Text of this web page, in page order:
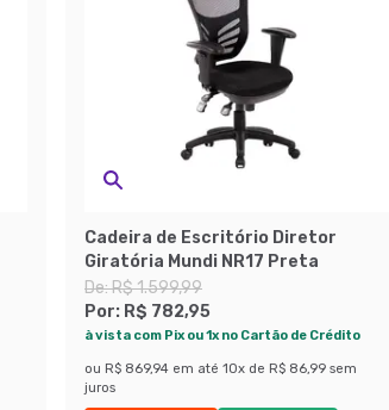
Cadeira de Escritório Diretor
Giratória Mundi NR17 Preta
De:R$ 1.599,99
Por: R$ 782,95
à vista com Pix ou 1x no Cartão de Crédito
ou R$ 869,94 em até 10x de R$ 86,99 sem
juros